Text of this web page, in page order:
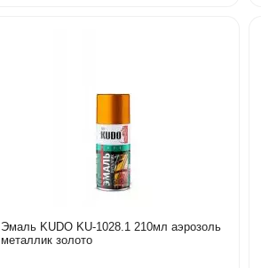
Эмаль KUDO KU-1028.1 210мл аэрозоль
металлик золото